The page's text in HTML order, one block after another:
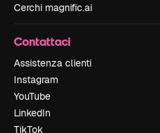
Cerchi magnific.ai
Contattaci
Assistenza clienti
Instagram
YouTube
LinkedIn
TikTok